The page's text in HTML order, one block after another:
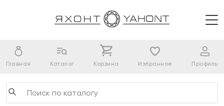
Главная Каталог Корзина Избранное Профиль